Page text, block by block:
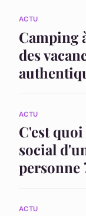
ACTU
Camping
des
ACTU
C'est
social
personne
ACTU